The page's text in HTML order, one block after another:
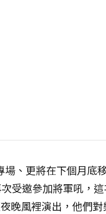
、更將在下個月底
受邀參加將軍吼，
晚風裡演出，他們對